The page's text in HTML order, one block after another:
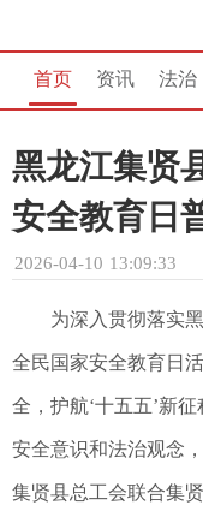
首页 资讯 法治
黑龙江集贤
安全教育日
2026-04-10 13:09:33
为深入贯彻落实
全民国家安全教育日
全，护航‘十五五’新
安全意识和法治观念
集贤县总工会联合集